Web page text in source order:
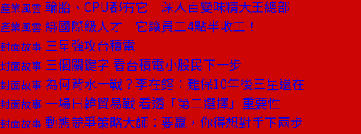
產業風雲 輪胎、CPU都有它 深入百變味精大王總部
產業風雲 綁國際級人才 它讓員工4點半收工！
封面故事 三星強攻台積電
封面故事 三個關鍵字 看台積電小股民下一步
封面故事 為何背水一戰？李在鎔：難保10年後三星還在
封面故事 一場日韓貿易戰 看透「第二選擇」重要性
封面故事 動態競爭策略大師：要贏，你得想對手下兩步